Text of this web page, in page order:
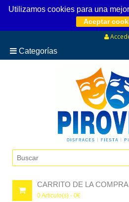
Utilizamos cookies para una
Aceptar
Categorías
CARRITO DE LA COMPRA
0Articulo(s) - 0€